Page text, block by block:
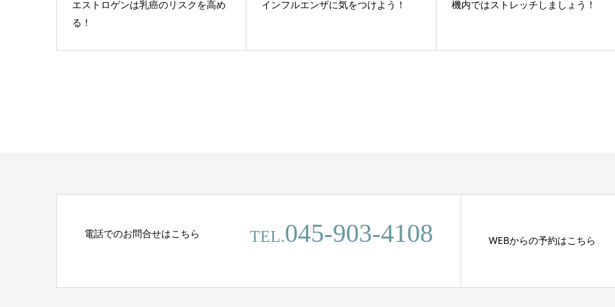
エストロゲンは乳癌のリスクを高め
る！
インフルエンザに気をつけよう！ 機内ではストレッチしましょう！
電話でのお問合せはこちら TEL.045-903-4108 WEBからの予約はこちら